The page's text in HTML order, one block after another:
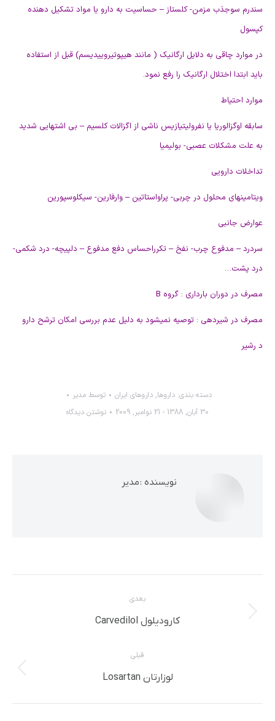
سندرم سوجذب مزمن- کلستاز – حساسيت به دارو يا مواد تشکيل دهنده
کپسول
در موارد چاقی به دلايل ارگانيک ( مانند هيپوتيروييديسم) قبل از استفاده
بايد ابتدا اختلال ارگانيک را رفع نمود.
موارد احتياط
سابقه اوگزالوريا يا نفروليتيازيس ناشی از اگزالات کلسيم – بی اشتهايی شديد
به علت مشکلات عصبی- بوليميا
تداخلات دارويی
ويتامينهای محلول در چربی- پراواستاتين – وارفارين- سيکلوسپورين
عوارض جانبی
سردرد – مدفوع چرب- نفخ – تکرراحساس دفع مدفوع – دلپيچه- درد شکمی-
درد پشت…
مصرف در دوران بارداری : گروه B
مصرف در شيردهی : توصيه نميشود به دليل عدم بررسی امکان ترشح دارو
د رشير
دسته بندی: داروها, داروهاي ايران توسط مدیر
30 آبان, 1388 - 21 نوامبر, 2009
نوشتن دیدگاه
نویسنده :مدیر
قبلی
پست لوزارتان Losartan
بعدی
نوشته کارودیلول Carvedilol